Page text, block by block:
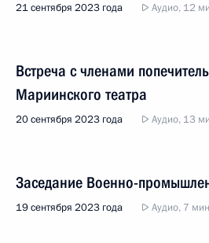
21 сентября 2023 года Аудио, 12
Встреча с членами
Мариинского театра
20 сентября 2023 года Аудио, 13
Заседание Военно-
19 сентября 2023 года Аудио, 7